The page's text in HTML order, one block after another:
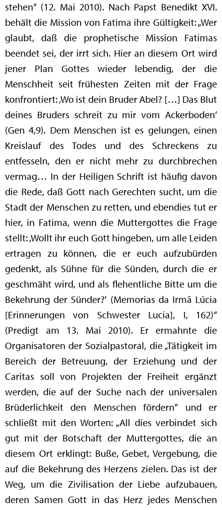
stehen“ (12. Mai 2010). Nach Papst Benedikt XVI.
behält die Mission von Fatima ihre Gültigkeit: „Wer
glaubt, daß die prophetische Mission Fatimas
beendet sei, der irrt sich. Hier an diesem Ort wird
jener Plan Gottes wieder lebendig, der die
Menschheit seit frühesten Zeiten mit der Frage
konfrontiert: ‚Wo ist dein Bruder Abel? […] Das Blut
deines Bruders schreit zu mir vom Ackerboden‘
(Gen 4,9). Dem Menschen ist es gelungen, einen
Kreislauf des Todes und des Schreckens zu
entfesseln, den er nicht mehr zu durchbrechen
vermag… In der Heiligen Schrift ist häufig davon
die Rede, daß Gott nach Gerechten sucht, um die
Stadt der Menschen zu retten, und ebendies tut er
hier, in Fatima, wenn die Muttergottes die Frage
stellt: ‚Wollt ihr euch Gott hingeben, um alle Leiden
ertragen zu können, die er euch aufzubürden
gedenkt, als Sühne für die Sünden, durch die er
geschmäht wird, und als flehentliche Bitte um die
Bekehrung der Sünder?‘ (Memorias da Irmã Lúcia
[Erinnerungen von Schwester Lucia], I, 162)“
(Predigt am 13. Mai 2010). Er ermahnte die
Organisatoren der Sozialpastoral, die „Tätigkeit im
Bereich der Betreuung, der Erziehung und der
Caritas soll von Projekten der Freiheit ergänzt
werden, die auf der Suche nach der universalen
Brüderlichkeit den Menschen fördern“ und er
schließt mit den Worten: „All dies verbindet sich
gut mit der Botschaft der Muttergottes, die an
diesem Ort erklingt: Buße, Gebet, Vergebung, die
auf die Bekehrung des Herzens zielen. Das ist der
Weg, um die Zivilisation der Liebe aufzubauen,
deren Samen Gott in das Herz jedes Menschen